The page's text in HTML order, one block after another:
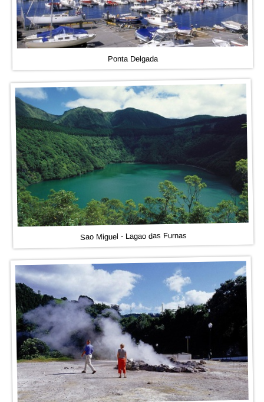
Ponta Delgada
Sao Miguel - Lagao das Furnas